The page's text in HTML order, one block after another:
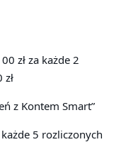
zł za każde 2
zł
z Kontem Smart”
5 rozliczonych